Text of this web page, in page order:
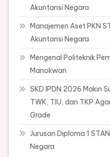
Akuntansi Negara
Manajemen Aset PKN
Akuntansi Negara
Mengenal Politeknik
Manokwari
SKD IPDN 2026 Makin
TWK, TIU, dan TKP
Grade
Jurusan Diploma 1
Negara